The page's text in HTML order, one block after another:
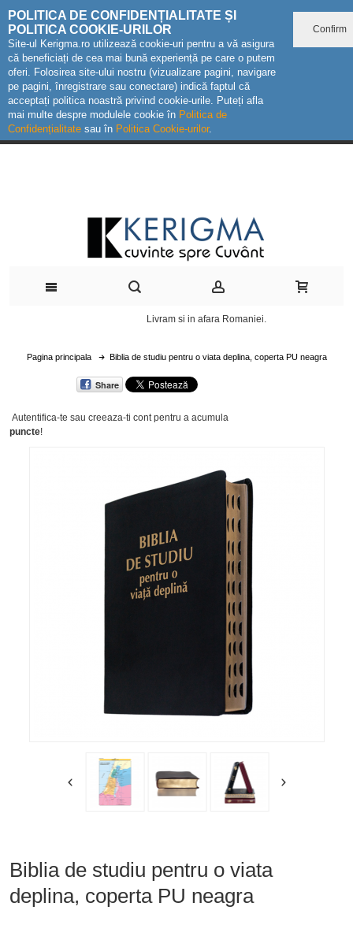
POLITICA DE CONFIDENȚIALITATE ȘI
POLITICA COOKIE-URILOR
Site-ul Kerigma.ro utilizează cookie-uri pentru a vă asigura
că beneficiați de cea mai bună experiență pe care o putem
oferi. Folosirea site-ului nostru (vizualizare pagini, navigare
pe pagini, înregistrare sau conectare) indică faptul că
acceptați politica noastră privind cookie-urile. Puteți afla
mai multe despre modulele cookie în Politica de
Confidențialitate sau în Politica Cookie-urilor.
Confirm
Livram si in afara Romaniei.
Pagina principala Biblia de studiu pentru o viata deplina, coperta PU neagra
Share
Autentifica-te sau creeaza-ti contpentru a acumula
puncte!
Biblia de studiu pentru o viata
deplina, coperta PU neagra